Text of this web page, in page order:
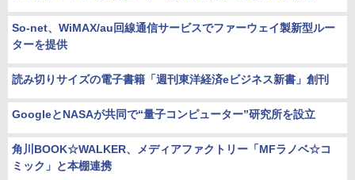
So-net、WiMAX/au回線通信サービスでファーウェイ製新型ルー
ターを提供
読み切りサイズの電子書籍「週刊東洋経済eビジネス新書」創刊
GoogleとNASAが共同で“量子コンピューター”研究所を設立
角川BOOK☆WALKER、メディアファクトリー「MFラノベ☆コ
ミック」と本棚連携